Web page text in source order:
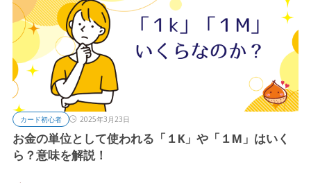
カード初心者 2025年3月23日
お金の単位として使われる「１K」や「１M」はいく
ら？意味を解説！